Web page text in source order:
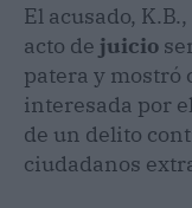
El acusado,
acto de juicio
patera y mostró
interesada por
de un delito
ciudadanos